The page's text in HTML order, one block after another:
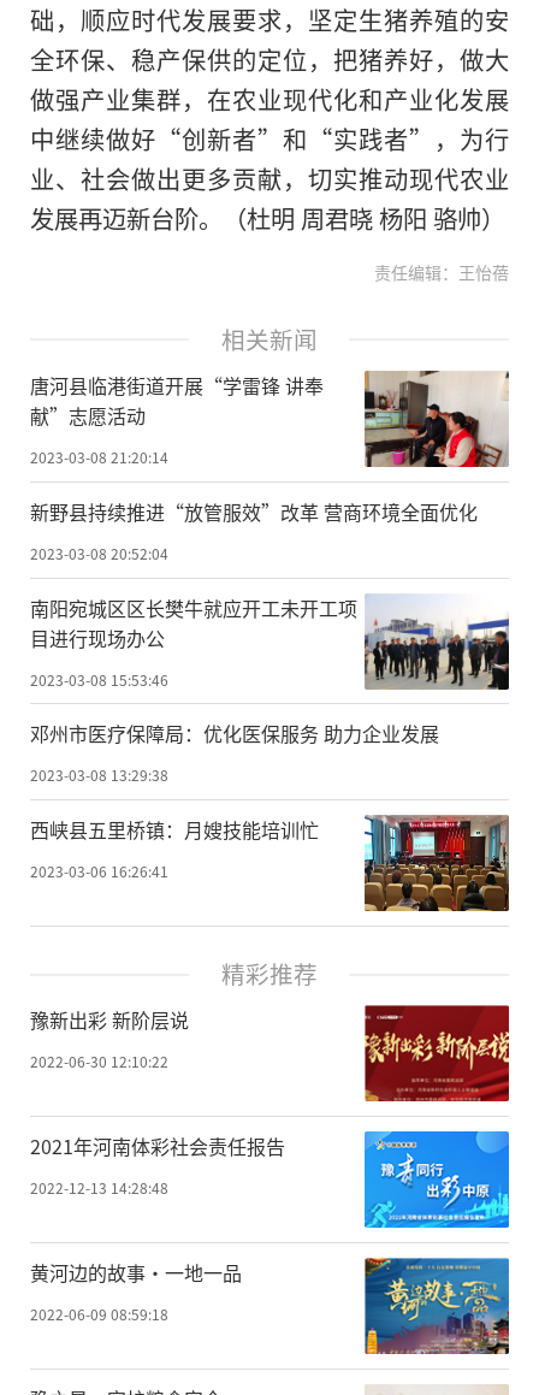
础，顺应时代发展要求，坚定生猪养殖的安
全环保、稳产保供的定位，把猪养好，做大
做强产业集群，在农业现代化和产业化发展
中继续做好“创新者”和“实践者”，为行
业、社会做出更多贡献，切实推动现代农业
发展再迈新台阶。（杜明 周君晓 杨阳 骆帅）
责任编辑：王怡蓓
相关新闻
唐河县临港街道开展“学雷锋 讲奉
献”志愿活动
2023-03-08 21:20:14
新野县持续推进“放管服效”改革 营商环境全面优化
2023-03-08 20:52:04
南阳宛城区区长樊牛就应开工未开工项
目进行现场办公
2023-03-08 15:53:46
邓州市医疗保障局：优化医保服务 助力企业发展
2023-03-08 13:29:38
西峡县五里桥镇：月嫂技能培训忙
2023-03-06 16:26:41
精彩推荐
豫新出彩 新阶层说
2022-06-30 12:10:22
2021年河南体彩社会责任报告
2022-12-13 14:28:48
黄河边的故事·一地一品
2022-06-09 08:59:18